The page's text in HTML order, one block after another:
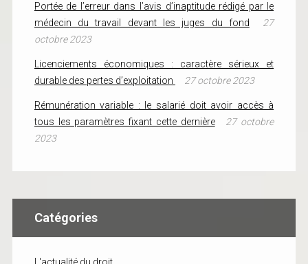
Portée de l’erreur dans l’avis d’inaptitude rédigé par le
médecin du travail devant les juges du fond
27
octobre 2023
Licenciements économiques : caractère sérieux et
durable des pertes d’exploitation
27 octobre 2023
Rémunération variable : le salarié doit avoir accès à
tous les paramètres fixant cette dernière
27 octobre
2023
Catégories